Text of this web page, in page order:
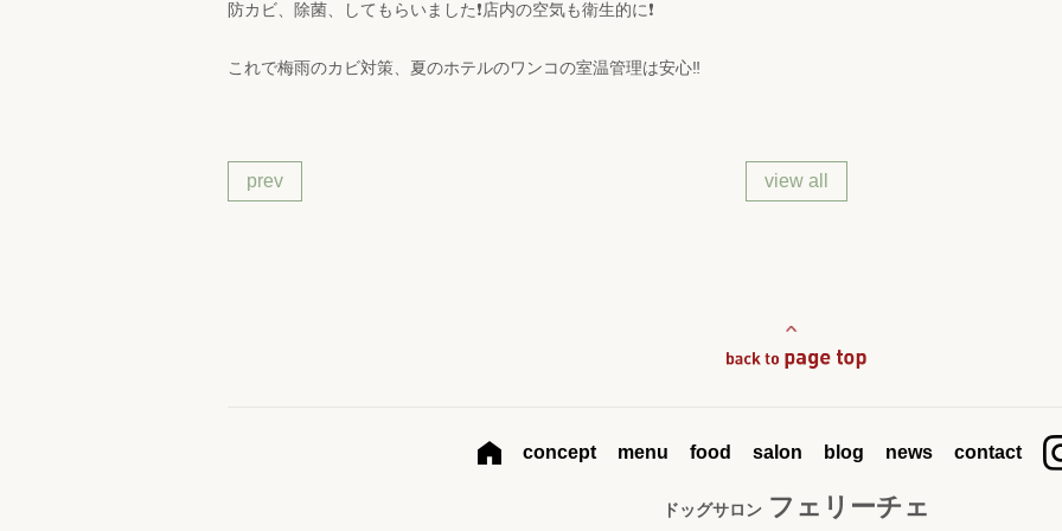
防カビ、除菌、してもらいました❗店内の空気も衛生的に❗
これで梅雨のカビ対策、夏のホテルのワンコの室温管理は安心‼️
prev view all
concept menu food salon blog news contact
ドッグサロン フェリーチェ